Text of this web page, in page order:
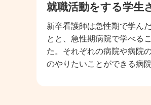
就職活動をする学生
新卒看護師は急性期で学ん
とと、急性期病院で学べる
た。それぞれの病院や病院
のやりたいことができる病